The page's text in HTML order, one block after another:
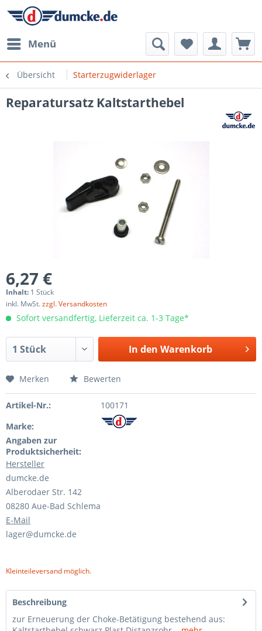
Menü
Übersicht Starterzugwiderlager
Reparatursatz Kaltstarthebel
6,27 €
Inhalt: 1 Stück
inkl. MwSt.zzgl. Versandkosten
Sofort versandfertig, Lieferzeit ca. 1-3 Tage*
In den Warenkorb
Merken Bewerten
Artikel-Nr.:
100171
Marke:
Angaben zur
Produktsicherheit:
Hersteller
dumcke.de
Alberodaer Str. 142
08280 Aue-Bad Schlema
E-Mail
lager@dumcke.de
Kleinteileversand möglich.
Beschreibung
zur Erneuerung der Choke-Betätigung bestehend aus: